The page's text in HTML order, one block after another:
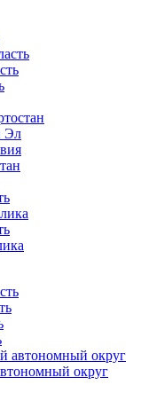
Эл
автономный округ
округ